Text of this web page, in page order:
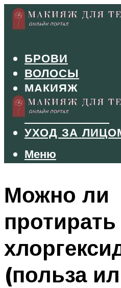
БРОВИ
ВОЛОСЫ
МАКИЯЖ
МАНИКЮР
ТУШЬ И ТЕНИ
УХОД ЗА
Меню
Меню
Можно ли
(польза